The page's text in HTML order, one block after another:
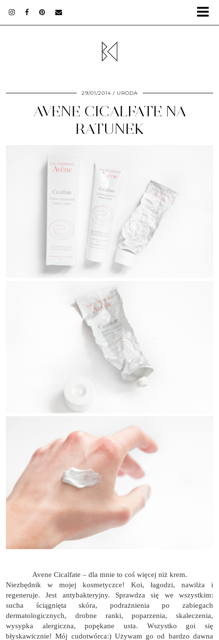
29/01/2014 URODA
AVENE CICALFATE NA
RATUNEK
Avene Cicalfate – dla mnie to coś więcej niż krem.
Niezbędnik w mojej kosmetyczce! Koi, łagodzi, nawilża i
regeneruje. Jest antybakteryjny. Sprawdza się we wszystkim:
sucha ściągnięta skóra, podrażnienia po zabiegach
dermatologicznych, drobne ranki, poparzenia, skaleczenia,
wysypka alergiczna, popękane usta. Wszystko goi się
błyskawicznie! Mój cudotwórca:) Używam go od bardzo dawna